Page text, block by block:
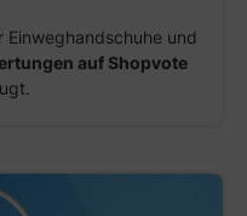
Einweghandschuhe und
auf Shopvote